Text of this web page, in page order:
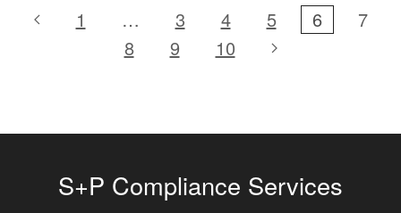
1 … 3 4 5 6
7
8
9 10
S+P Compliance Services